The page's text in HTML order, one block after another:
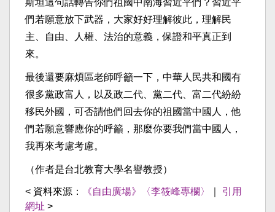
斯坦這句話轉告你們祖國中南海習近平們？習近平
們若願意放下武器，大家好好理解彼此，理解民
主、自由、人權、法治的意義，保證和平真正到
來。
最後還要麻煩區老師呼籲一下，中華人民共和國有
很多黨政富人，以及政二代、黨二代、富二代紛紛
移民外國，可否請他們回去你的祖國當中國人，他
們若願意響應你的呼籲，那麼你要我們當中國人，
我再來考慮考慮。
（作者是台北教育大學名譽教授）
< 資料來源： 《自由廣場》〈李筱峰專欄〉
引用
網址 >